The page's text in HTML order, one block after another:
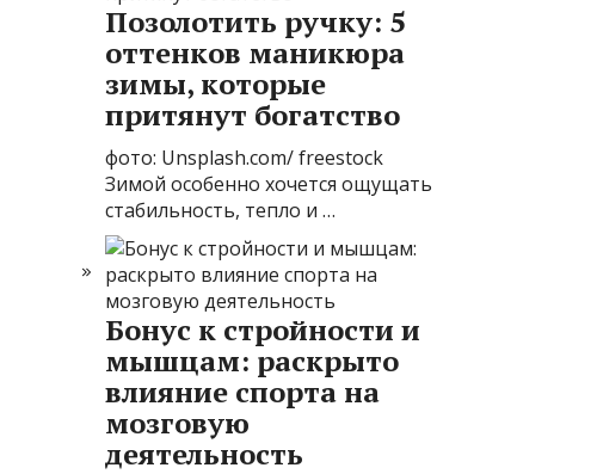
Позолотить ручку: 5
оттенков маникюра
зимы, которые
притянут богатство
фото: Unsplash.com/ freestock
Зимой особенно хочется ощущать
стабильность, тепло и …
Бонус к стройности и
мышцам: раскрыто
влияние спорта на
мозговую
деятельность